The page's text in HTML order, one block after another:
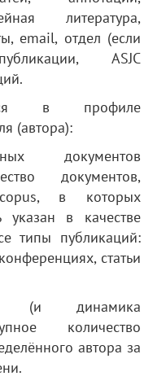
литература,
email, отдел (если
ASJC
в профиле
(автора):
документов
документов,
в которых
указан в качестве
типы публикаций:
статьи
(и динамика
количество
автора за